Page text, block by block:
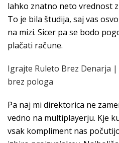
lahko znatno neto vrednost
To je bila študija, saj vas
na mizi. Sicer pa se bodo
plačati račune.
Igrajte Ruleto Brez Denarja
brez pologa
Pa naj mi direktorica ne
vedno na multiplayerju. Kje
vsak kompliment nas